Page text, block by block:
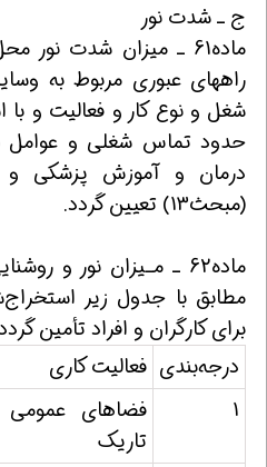
ج ـ شدت نور
ماده61 ـ میزان شدت نور
راههای عبوری مربوط به
شغل و نوع کار و فعالیت و با
حدود تماس شغلی و عوامل
درمان و آموزش پزشکی و
(مبحث13) تعیین گردد.
ماده62 ـ مـیزان نور و
برای کارگران و افراد تأمین
درجه‌بندی فعالیت کاری
1
فضاهای
تاریک